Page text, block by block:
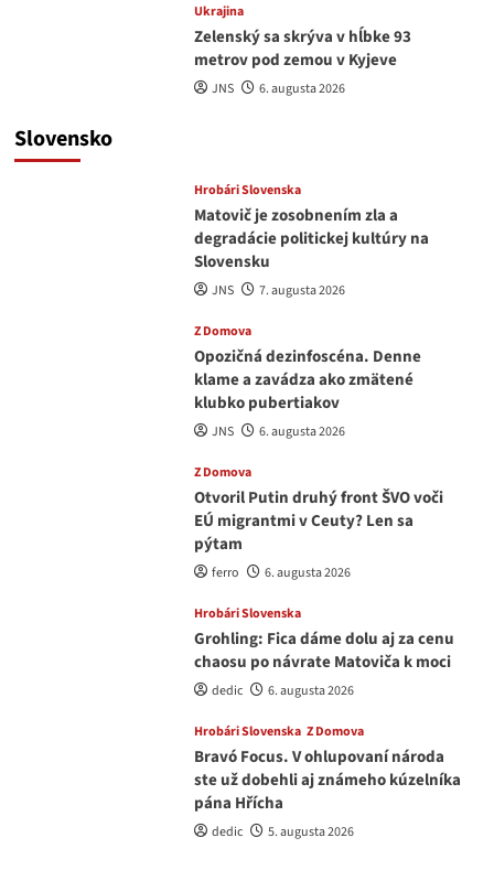
Ukrajina
Zelenský sa skrýva v hĺbke 93
metrov pod zemou v Kyjeve
JNS 6. augusta 2026
Slovensko
Hrobári Slovenska
Matovič je zosobnením zla a
degradácie politickej kultúry na
Slovensku
JNS 7. augusta 2026
Z Domova
Opozičná dezinfoscéna. Denne
klame a zavádza ako zmätené
klubko pubertiakov
JNS 6. augusta 2026
Z Domova
Otvoril Putin druhý front ŠVO voči
EÚ migrantmi v Ceuty? Len sa
pýtam
ferro 6. augusta 2026
Hrobári Slovenska
Grohling: Fica dáme dolu aj za cenu
chaosu po návrate Matoviča k moci
dedic 6. augusta 2026
Hrobári Slovenska Z Domova
Bravó Focus. V ohlupovaní národa
ste už dobehli aj známeho kúzelníka
pána Hřícha
dedic 5. augusta 2026